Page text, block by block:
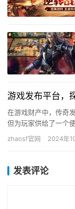
游戏发布平台，
在游戏财产中，传奇
但为玩家供给了一个
辟者供给了一个展现
站法式…
zhaosf官网 2024年
发表评论